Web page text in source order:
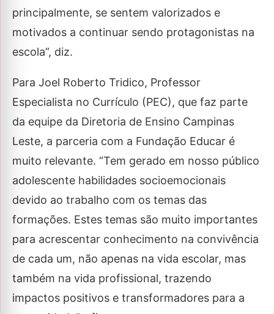
principalmente, se sentem valorizados e
motivados a continuar sendo protagonistas na
escola”, diz.
Para Joel Roberto Tridico, Professor
Especialista no Currículo (PEC), que faz parte
da equipe da Diretoria de Ensino Campinas
Leste, a parceria com a Fundação Educar é
muito relevante. “Tem gerado em nosso público
adolescente habilidades socioemocionais
devido ao trabalho com os temas das
formações. Estes temas são muito importantes
para acrescentar conhecimento na convivência
de cada um, não apenas na vida escolar, mas
também na vida profissional, trazendo
impactos positivos e transformadores para a